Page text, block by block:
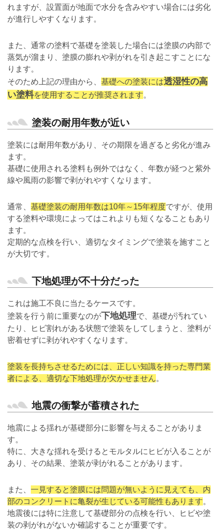
れますが、設置面が地面で水分を含みやすい場合には劣化
が進行しやすくなります。
また、通常の塗料で基礎を塗装した場合には塗膜の内部で
蒸気が溜まり、塗膜の膨れや剥がれを引き起こすことにな
ります。
そのため上記の理由から、 基礎への塗装には透湿性の高
い塗料を使用することが推奨されます。
塗装の耐用年数が近い
塗装には耐用年数があり、その期限を過ぎると劣化が進み
ます。
基礎に使用される塗料も例外ではなく、年数が経つと紫外
線や風雨の影響で剥がれやすくなります。
通常、 基礎塗装の耐用年数は10年～15年程度ですが、使用
する塗料や環境によってはこれよりも短くなることもあり
ます。
定期的な点検を行い、適切なタイミングで塗装を施すこと
が大切です。
下地処理が不十分だった
これは施工不良に当たるケースです。
塗装を行う前に重要なのが下地処理で、基礎が汚れてい
たり、ヒビ割れがある状態で塗装をしてしまうと、塗料が
密着せずに剥がれやすくなります。
塗装を長持ちさせるためには、正しい知識を持った専門業
者による、適切な下地処理が欠かせません。
地震の衝撃が蓄積された
地震による揺れが基礎部分に影響を与えることがありま
す。
特に、大きな揺れを受けるとモルタルにヒビが入ることが
あり、その結果、塗装が剥がれることがあります。
また、 一見すると塗膜には問題が無いように見えても、内
部のコンクリートに亀裂が生じている可能性もあります。
地震後には特に注意して基礎部分の点検を行い、ヒビや塗
装の剥がれがないか確認することが重要です。